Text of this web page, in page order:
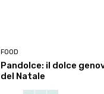
FOOD
Pandolce: il dolce
del Natale